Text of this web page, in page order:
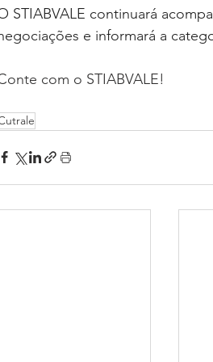
STIABVALE continuará
e informará a
com o STIABVALE!